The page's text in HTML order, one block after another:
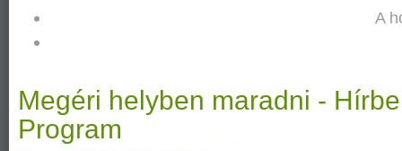
A
Megéri helyben maradni -
Program